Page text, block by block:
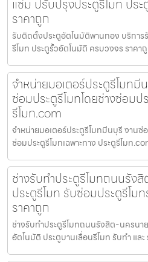
แซ่ม ปรับปรุงประตูรีโมท ปร
ราคาถูก
รับติดตั้งประตูอัตโนมัติพานทอง บริกา
รีโมท ประตูรั้วอัตโนมัติ ครบวงจร ราคา
จำหน่ายมอเตอร์ประตูรีโมทมี
ซ่อมประตูรีโมทโดยช่างซ่อมป
รีโมท.com
จำหน่ายมอเตอร์ประตูรีโมทมีนบุรี งานซ่
ซ่อมประตูรีโมทเฉพาะทาง ประตูรีโมท
ช่างรับทำประตูรีโมทถนนรั
ประตูรีโมท รับซ่อมประตูรีโม
ราคาถูก
ช่างรับทำประตูรีโมทถนนรังสิต-นครนา
อัตโนมัติ ประตูบานเลื่อนรีโมท รับทำ แล